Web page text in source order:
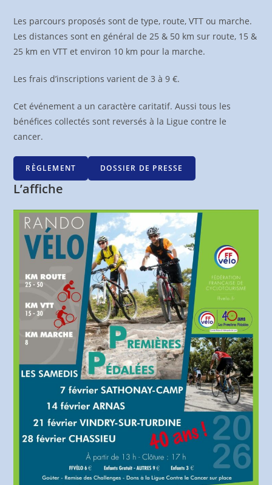
Les parcours proposés sont de type, route, VTT ou marche.
Les distances sont en général de 25 & 50 km sur route, 15 &
25 km en VTT et environ 10 km pour la marche.
Les frais d’inscriptions varient de 3 à 9 €.
Cet événement a un caractère caritatif. Aussi tous les
bénéfices collectés sont reversés à la Ligue contre le
cancer.
RÈGLEMENT DOSSIER DE PRESSE
L’affiche